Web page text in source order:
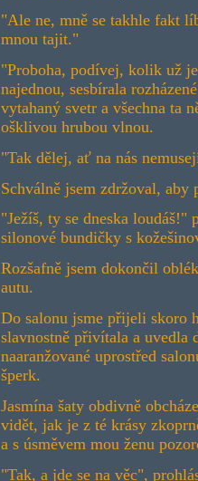
"Ale ne, mně se takhle fakt
mnou tajit."
"Proboha, podívej, kolik už
najednou, sesbírala
vytahaný svetr a všechna ta
ošklivou hrubou vlnou.
"Tak dělej, ať na nás
Schválně jsem zdržoval, aby
"Ježíš, ty se dneska loudáš!"
silonové bundičky s
Rozšafně jsem dokončil
autu.
Do salonu jsme přijeli skoro
slavnostně přivítala a uvedla
naaranžované uprostřed
šperk.
Jasmína šaty obdivně
vidět, jak je z té krásy
a s úsměvem mou ženu
"Tak, a jde se na věc",